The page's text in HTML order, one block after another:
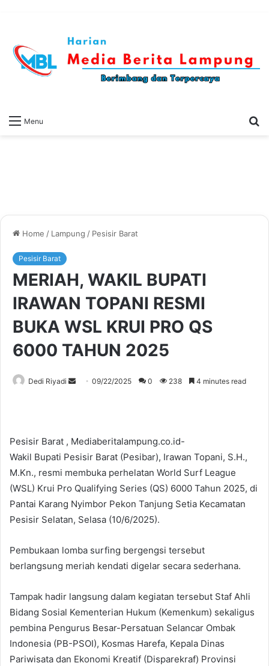
Menu
Home / Lampung / Pesisir Barat
Pesisir Barat
MERIAH, WAKIL BUPATI
IRAWAN TOPANI RESMI
BUKA WSL KRUI PRO QS
6000 TAHUN 2025
Dedi Riyadi
Send09/22/2025 0 238 4 minutes read
Pesisir Barat , Mediaberitalampung.co.id-
Wakil Bupati Pesisir Barat (Pesibar), Irawan Topani, S.H.,
M.Kn., resmi membuka perhelatan World Surf League
(WSL) Krui Pro Qualifying Series (QS) 6000 Tahun 2025, di
Pantai Karang Nyimbor Pekon Tanjung Setia Kecamatan
Pesisir Selatan, Selasa (10/6/2025).
Pembukaan lomba surfing bergengsi tersebut
berlangsung meriah kendati digelar secara sederhana.
Tampak hadir langsung dalam kegiatan tersebut Staf Ahli
Bidang Sosial Kementerian Hukum (Kemenkum) sekaligus
pembina Pengurus Besar-Persatuan Selancar Ombak
Indonesia (PB-PSOI), Kosmas Harefa, Kepala Dinas
Pariwisata dan Ekonomi Kreatif (Disparekraf) Provinsi